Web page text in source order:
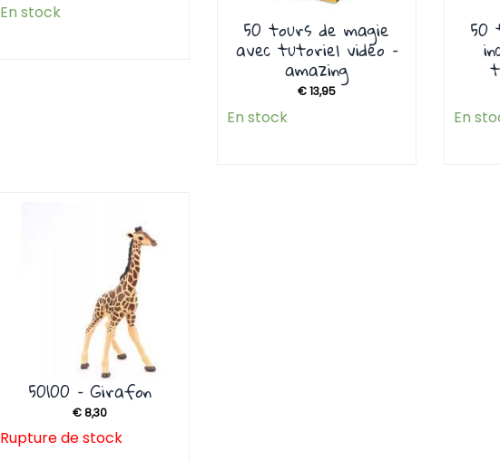
En stock
50 tours de magie
avec tutoriel vidéo –
amazing
€13,95
En stock
50
En
50100 – Girafon
€8,30
Rupture de stock